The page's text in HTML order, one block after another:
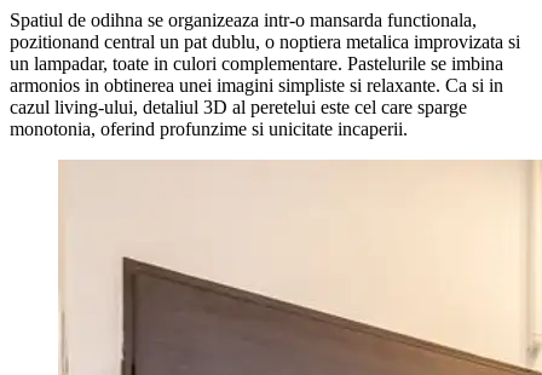
Spatiul de odihna se organizeaza intr-o mansarda functionala,
pozitionand central un pat dublu, o noptiera metalica improvizata si
un lampadar, toate in culori complementare. Pastelurile se imbina
armonios in obtinerea unei imagini simpliste si relaxante. Ca si in
cazul living-ului, detaliul 3D al peretelui este cel care sparge
monotonia, oferind profunzime si unicitate incaperii.